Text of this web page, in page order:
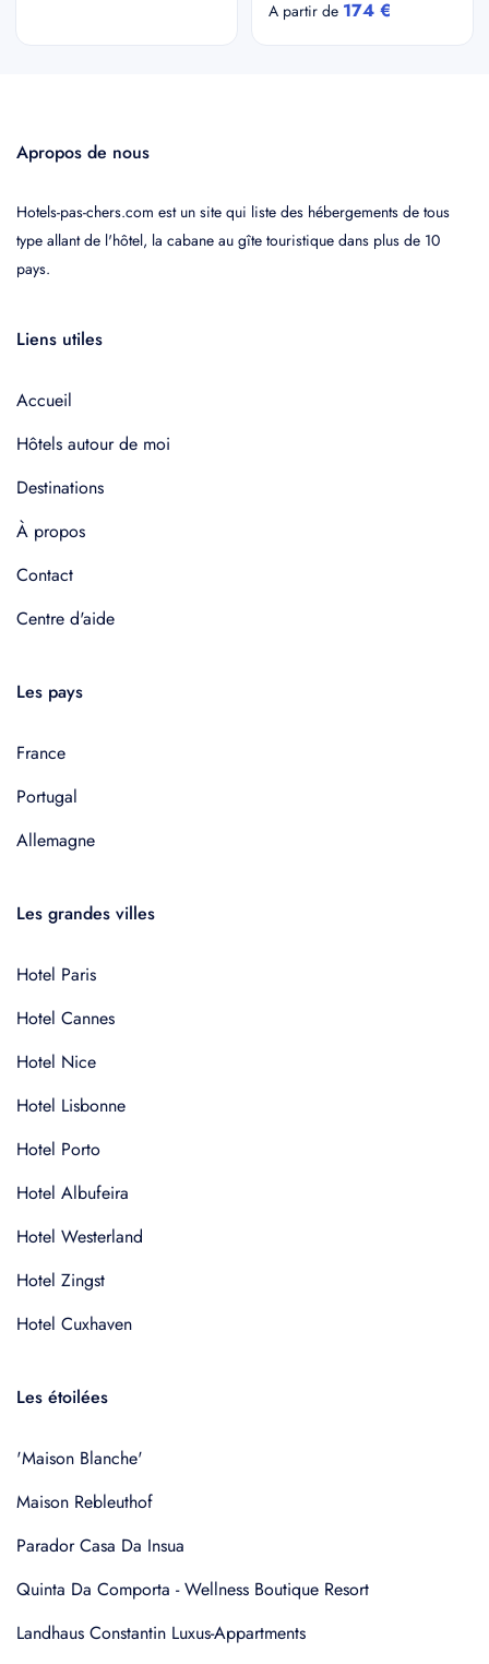
A partir de 174 €
Apropos de nous
Hotels-pas-chers.com est un site qui liste des hébergements de tous
type allant de l'hôtel, la cabane au gîte touristique dans plus de 10
pays.
Liens utiles
Accueil
Hôtels autour de moi
Destinations
À propos
Contact
Centre d'aide
Les pays
France
Portugal
Allemagne
Les grandes villes
Hotel Paris
Hotel Cannes
Hotel Nice
Hotel Lisbonne
Hotel Porto
Hotel Albufeira
Hotel Westerland
Hotel Zingst
Hotel Cuxhaven
Les étoilées
'Maison Blanche'
Maison Rebleuthof
Parador Casa Da Insua
Quinta Da Comporta - Wellness Boutique Resort
Landhaus Constantin Luxus-Appartments